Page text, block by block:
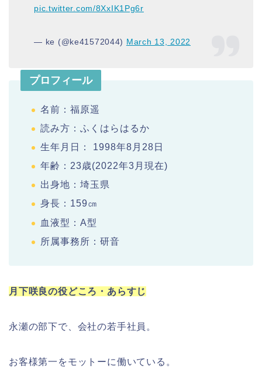
pic.twitter.com/8XxIK1Pg6r
— ke (@ke41572044) March 13, 2022
プロフィール
名前：福原遥
読み方：ふくはらはるか
生年月日： 1998年8月28日
年齢：23歳(2022年3月現在)
出身地：埼玉県
身長：159㎝
血液型：A型
所属事務所：研音
月下咲良の役どころ・あらすじ
永瀬の部下で、会社の若手社員。
お客様第一をモットーに働いている。